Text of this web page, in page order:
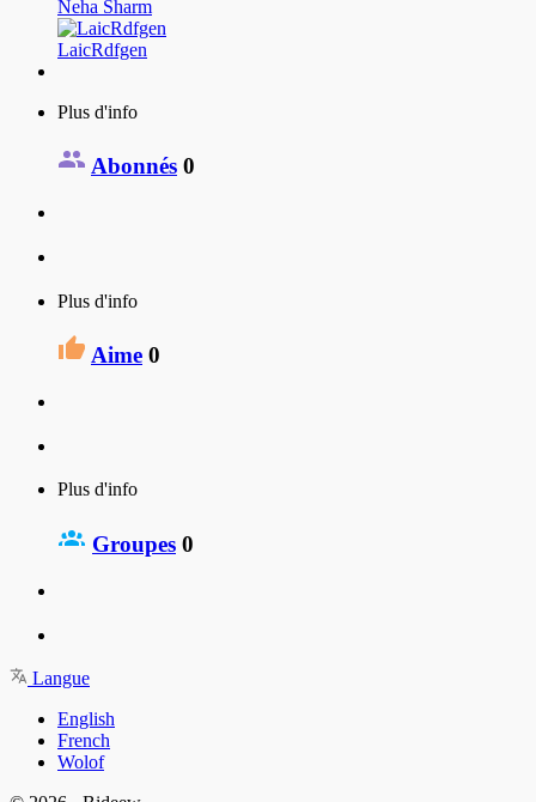
Neha Sharm
LaicRdfgen
Plus d'info
Abonnés 0
Plus d'info
Aime 0
Plus d'info
Groupes 0
Langue
English
French
Wolof